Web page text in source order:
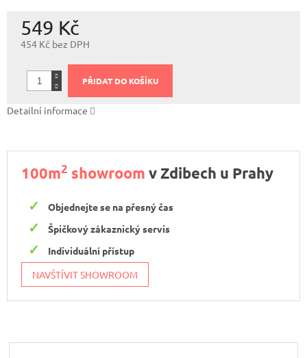
549 Kč
454 Kč bez DPH
cena:
PŘIDAT DO KOŠÍKU
Detailní informace
100m2 showroom v Zdibech u Prahy
Objednejte se na přesný čas
Špičkový zákaznický servis
Individuální přístup
NAVŠTÍVIT SHOWROOM